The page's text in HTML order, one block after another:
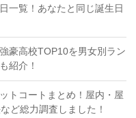
一覧！あなたと同じ誕生日
豪高校TOP10を男女別ラン
紹介！
トコートまとめ！屋内・屋
ど総力調査しました！